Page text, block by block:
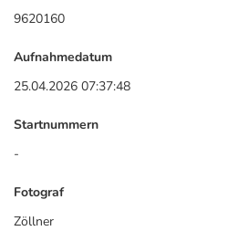
9620160
Aufnahmedatum
25.04.2026 07:37:48
Startnummern
-
Fotograf
Zöllner